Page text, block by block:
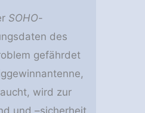
SOHO-
des
gefährdet
wird zur
und –sicherheit